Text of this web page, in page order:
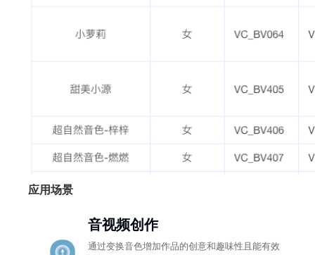
应用场景
音视频创作
通过变换音色增加作品的创意和趣味性且能有效